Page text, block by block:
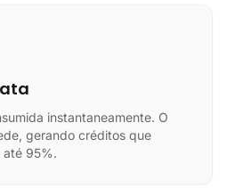
instantaneamente. O
gerando créditos que
até 95%.